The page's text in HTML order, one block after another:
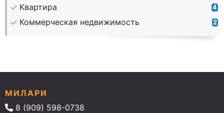
Квартира 4
Коммерческая недвижимость 2
МИЛАРИ
8 (909) 598-0738